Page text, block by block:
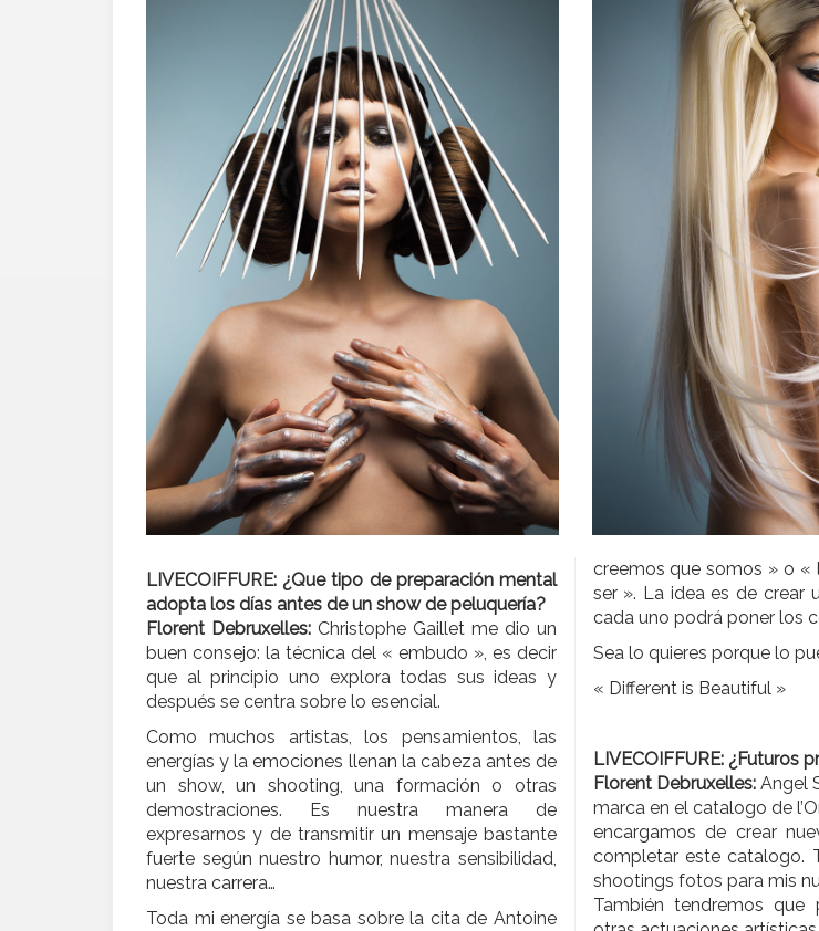
LIVECOIFFURE: ¿Que tipo de preparación mental
adopta los días antes de un show de peluquería?
Florent Debruxelles: Christophe Gaillet me dio un
buen consejo: la técnica del « embudo », es decir
que al principio uno explora todas sus ideas y
después se centra sobre lo esencial.
Como muchos artistas, los pensamientos, las
energías y la emociones llenan la cabeza antes de
un show, un shooting, una formación o otras
demostraciones. Es nuestra manera de
expresarnos y de transmitir un mensaje bastante
fuerte según nuestro humor, nuestra sensibilidad,
nuestra carrera…
Toda mi energía se basa sobre la cita de Antoine
creemos que somos » o «
ser ». La idea es de crear
cada uno podrá poner los
Sea lo quieres porque lo
« Different is Beautiful »
LIVECOIFFURE: ¿Futuros
Florent Debruxelles: Angel
marca en el catalogo de
encargamos de crear
completar este catalogo.
shootings fotos para mis
También tendremos que